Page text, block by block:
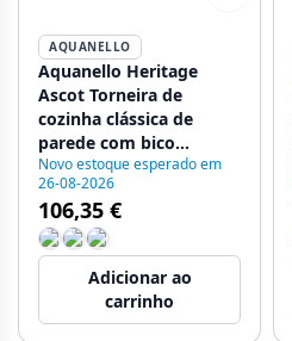
AQUANELLO
Aquanello Heritage
Ascot Torneira de
cozinha clássica de
parede com bico
superior, cromada CR-
4110-HA
Novo estoque esperado em
26-08-2026
106,35 €
Adicionar ao
carrinho